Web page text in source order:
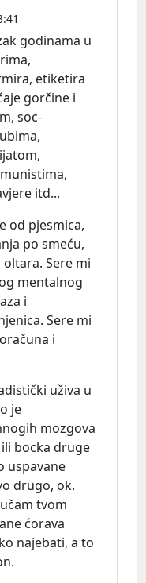
godinama u
etiketira
gorčine i
soc-
itd...
od pjesmica,
po smeću,
Sere mi
mentalnog
i
Sere mi
i
uživa u
je
mozgova
bocka druge
uspavane
drugo, ok.
tvom
ćorava
najebati, a to